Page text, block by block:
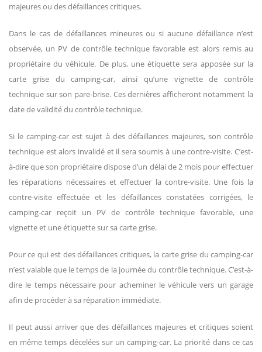
majeures ou des défaillances critiques.
Dans le cas de défaillances mineures ou si aucune défaillance n’est
observée, un PV de contrôle technique favorable est alors remis au
propriétaire du véhicule. De plus, une étiquette sera apposée sur la
carte grise du camping-car, ainsi qu’une vignette de contrôle
technique sur son pare-brise. Ces dernières afficheront notamment la
date de validité du contrôle technique.
Si le camping-car est sujet à des défaillances majeures, son contrôle
technique est alors invalidé et il sera soumis à une contre-visite. C’est-
à-dire que son propriétaire dispose d’un délai de 2 mois pour effectuer
les réparations nécessaires et effectuer la contre-visite. Une fois la
contre-visite effectuée et les défaillances constatées corrigées, le
camping-car reçoit un PV de contrôle technique favorable, une
vignette et une étiquette sur sa carte grise.
Pour ce qui est des défaillances critiques, la carte grise du camping-car
n’est valable que le temps de la journée du contrôle technique. C’est-à-
dire le temps nécessaire pour acheminer le véhicule vers un garage
afin de procéder à sa réparation immédiate.
Il peut aussi arriver que des défaillances majeures et critiques soient
en même temps décelées sur un camping-car. La priorité dans ce cas